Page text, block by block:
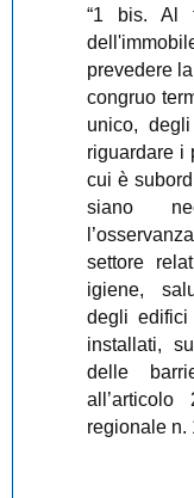
“1 bis. Al
prevedere
congruo
unico,
riguardare i
cui è
siano
settore
igiene,
degli
installati,
delle
regionale n.